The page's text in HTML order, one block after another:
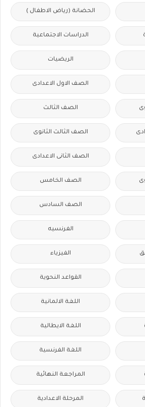
الحضانة (رياض الاطفال )
الدراسات الاجتماعية
الريضيات
الصف الاول الاعدادى
الصف الثالث
الصف الثالث الثانوى
الصف الثانى الاعدادى
الصف الخامس
الصف السادس
الفرنسيه
الفيزياء
القواعد النحوية
اللغة الالمانية
اللغة الايطالية
اللغة الفرنسية
المراجعة النهائية
المرحلة الاعدادية